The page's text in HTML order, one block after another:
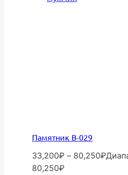
Памятник В-029
33,200₽ – 80,250₽
80,250₽